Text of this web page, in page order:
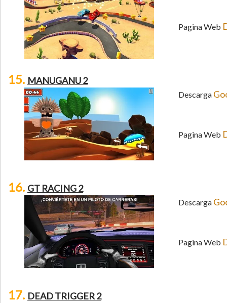
Pagina Web
15. MANUGANU 2
Descarga
Pagina Web
16. GT RACING 2
Descarga
Pagina Web
17. DEAD TRIGGER 2